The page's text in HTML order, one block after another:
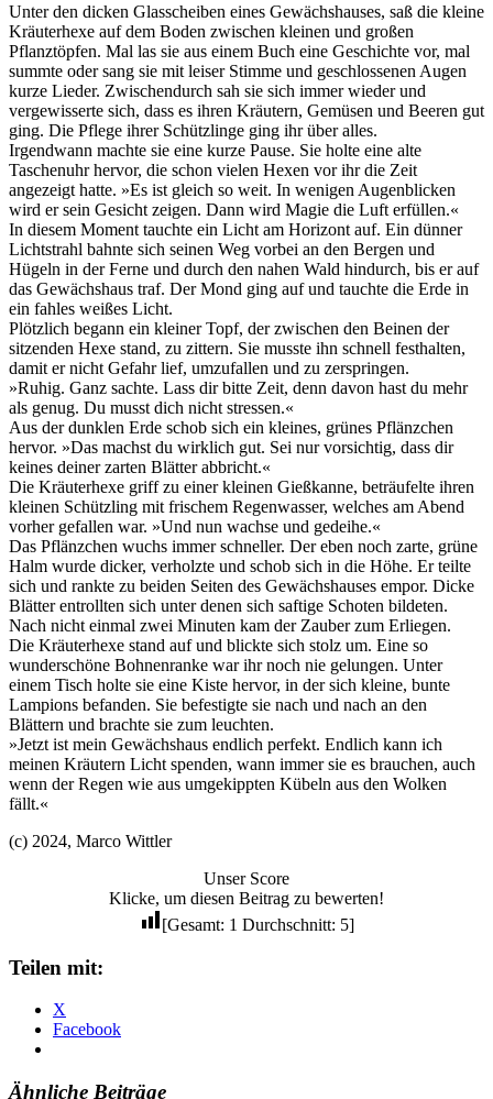
Unter den dicken Glasscheiben eines Gewächshauses, saß die kleine
Kräuterhexe auf dem Boden zwischen kleinen und großen
Pflanztöpfen. Mal las sie aus einem Buch eine Geschichte vor, mal
summte oder sang sie mit leiser Stimme und geschlossenen Augen
kurze Lieder. Zwischendurch sah sie sich immer wieder und
vergewisserte sich, dass es ihren Kräutern, Gemüsen und Beeren gut
ging. Die Pflege ihrer Schützlinge ging ihr über alles.
Irgendwann machte sie eine kurze Pause. Sie holte eine alte
Taschenuhr hervor, die schon vielen Hexen vor ihr die Zeit
angezeigt hatte. »Es ist gleich so weit. In wenigen Augenblicken
wird er sein Gesicht zeigen. Dann wird Magie die Luft erfüllen.«
In diesem Moment tauchte ein Licht am Horizont auf. Ein dünner
Lichtstrahl bahnte sich seinen Weg vorbei an den Bergen und
Hügeln in der Ferne und durch den nahen Wald hindurch, bis er auf
das Gewächshaus traf. Der Mond ging auf und tauchte die Erde in
ein fahles weißes Licht.
Plötzlich begann ein kleiner Topf, der zwischen den Beinen der
sitzenden Hexe stand, zu zittern. Sie musste ihn schnell festhalten,
damit er nicht Gefahr lief, umzufallen und zu zerspringen.
»Ruhig. Ganz sachte. Lass dir bitte Zeit, denn davon hast du mehr
als genug. Du musst dich nicht stressen.«
Aus der dunklen Erde schob sich ein kleines, grünes Pflänzchen
hervor. »Das machst du wirklich gut. Sei nur vorsichtig, dass dir
keines deiner zarten Blätter abbricht.«
Die Kräuterhexe griff zu einer kleinen Gießkanne, beträufelte ihren
kleinen Schützling mit frischem Regenwasser, welches am Abend
vorher gefallen war. »Und nun wachse und gedeihe.«
Das Pflänzchen wuchs immer schneller. Der eben noch zarte, grüne
Halm wurde dicker, verholzte und schob sich in die Höhe. Er teilte
sich und rankte zu beiden Seiten des Gewächshauses empor. Dicke
Blätter entrollten sich unter denen sich saftige Schoten bildeten.
Nach nicht einmal zwei Minuten kam der Zauber zum Erliegen.
Die Kräuterhexe stand auf und blickte sich stolz um. Eine so
wunderschöne Bohnenranke war ihr noch nie gelungen. Unter
einem Tisch holte sie eine Kiste hervor, in der sich kleine, bunte
Lampions befanden. Sie befestigte sie nach und nach an den
Blättern und brachte sie zum leuchten.
»Jetzt ist mein Gewächshaus endlich perfekt. Endlich kann ich
meinen Kräutern Licht spenden, wann immer sie es brauchen, auch
wenn der Regen wie aus umgekippten Kübeln aus den Wolken
fällt.«
(c) 2024, Marco Wittler
Unser Score
Klicke, um diesen Beitrag zu bewerten!
[Gesamt: 1 Durchschnitt: 5]
Teilen mit:
X
Facebook
Ähnliche Beiträge